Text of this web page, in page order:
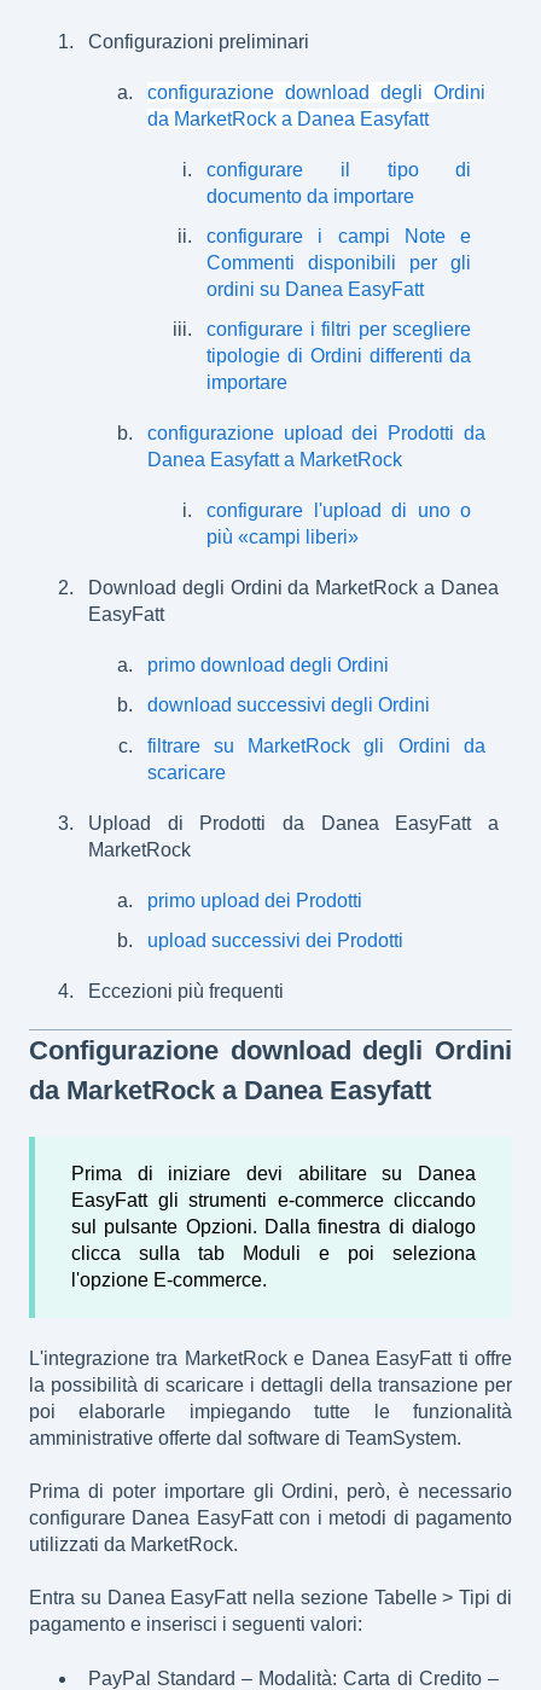
Configurazioni preliminari
configurazione download degli Ordini
da MarketRock a Danea Easyfatt
configurare il tipo di
documento da importare
configurare i campi Note e
Commenti disponibili per gli
ordini su Danea EasyFatt
configurare i filtri per scegliere
tipologie di Ordini differenti da
importare
configurazione upload dei Prodotti da
Danea Easyfatt a MarketRock
configurare l'upload di uno o
più «campi liberi»
Download degli Ordini da MarketRock a Danea
EasyFatt
primo download degli Ordini
download successivi degli Ordini
filtrare su MarketRock gli Ordini da
scaricare
Upload di Prodotti da Danea EasyFatt a
MarketRock
primo upload dei Prodotti
upload successivi dei Prodotti
Eccezioni più frequenti
Configurazione download degli Ordini
da MarketRock a Danea Easyfatt
Prima di iniziare devi abilitare su Danea
EasyFatt gli strumenti e-commerce cliccando
sul pulsante Opzioni. Dalla finestra di dialogo
clicca sulla tab Moduli e poi seleziona
l'opzione E-commerce.
L'integrazione tra MarketRock e Danea EasyFatt ti offre
la possibilità di scaricare i dettagli della transazione per
poi elaborarle impiegando tutte le funzionalità
amministrative offerte dal software di TeamSystem.
Prima di poter importare gli Ordini, però, è necessario
configurare Danea EasyFattcon i metodi di pagamento
utilizzati da MarketRock.
Entra su Danea EasyFatt nella sezione Tabelle > Tipi di
pagamento e inserisci i seguenti valori:
PayPal Standard – Modalità: Carta di Credito –